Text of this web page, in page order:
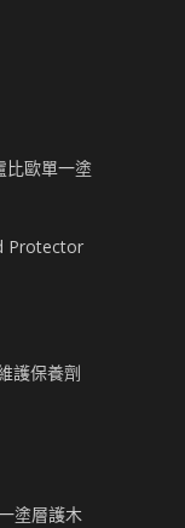
歐單一塗
Protector
護保養劑
塗層護木